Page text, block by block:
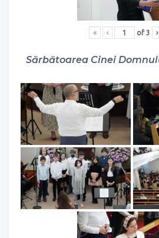
« ‹ of 3 ›
Sărbătoarea Cinei